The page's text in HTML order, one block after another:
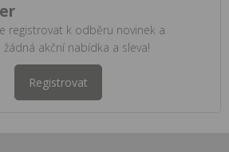
registrovat k odběru novinek a
žádná akční nabídka a sleva!
Registrovat